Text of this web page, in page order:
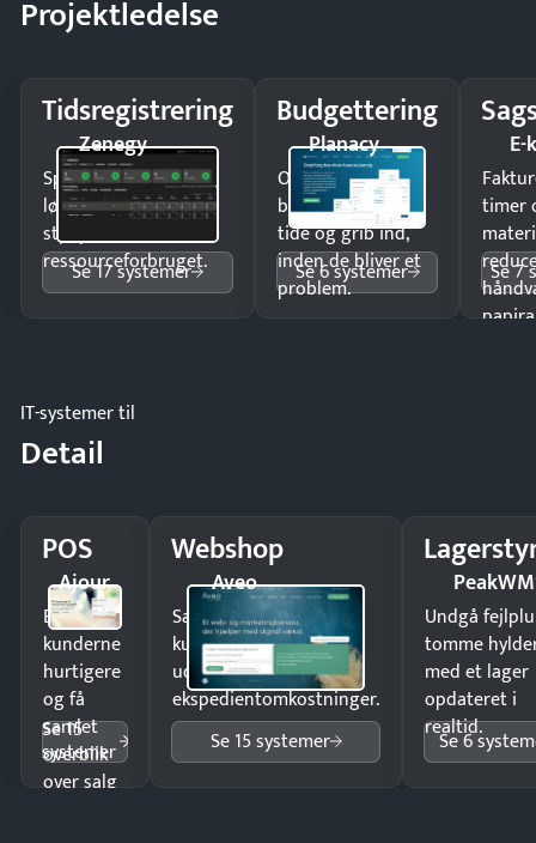
Projektledelse
Tidsregistrering
Zenegy
Spar tid på
lønberegning og få
styr på
ressourceforbruget.
Se 17 systemer
Budgettering
Planacy
Opdag
budgetafvigelser i
tide og grib ind,
inden de bliver et
problem.
Se 6 systemer
timer
Se 7
IT-systemer til
Detail
POS
Ajour
Ekspedér
kunderne
hurtigere
og få
samlet
overblik
over salg
Se 15
systemer
Webshop
Aveo
Sælg produkter 24/7 til
kunder i hele landet
uden
ekspedientomkostninger.
Se 15 systemer
Undgå
tomme
med et lager
opdateret i
realtid.
Se 6